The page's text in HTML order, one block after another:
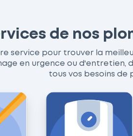
de nos
service pour trouver la
en urgence ou d'entretien,
tous vos besoins de